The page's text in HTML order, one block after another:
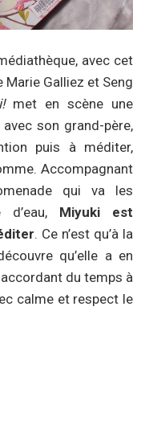
avec cet
Marie Galliez et Seng
met en scène une
son grand-père,
puis à méditer,
Accompagnant
qui va les
d’eau, Miyuki est
. Ce n’est qu’à la
qu’elle a en
du temps à
calme et respect le